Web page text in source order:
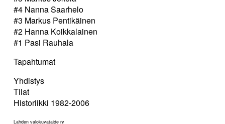
#4 Nanna Saarhelo
#3 Markus Pentikäinen
#2 Hanna Koikkalainen
#1 Pasi Rauhala
Tapahtumat
Yhdistys
Tilat
Historiikki 1982-2006
Lahden valokuvataide ry